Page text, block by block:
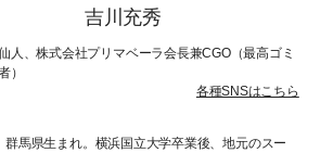
吉川充秀
人、株式会社プリマベーラ会長兼CGO（最高ゴミ
）
各種SNSはこちら
群馬県生まれ。横浜国立大学卒業後、地元のスー